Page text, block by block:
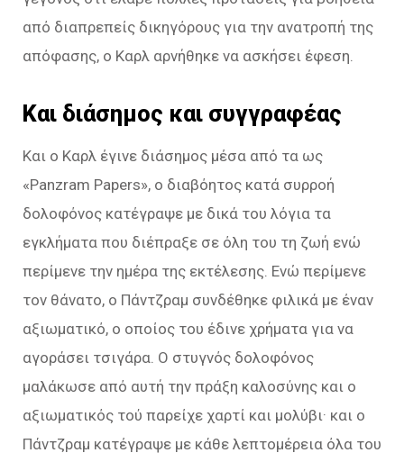
από διαπρεπείς δικηγόρους για την ανατροπή της
απόφασης, ο Καρλ αρνήθηκε να ασκήσει έφεση.
Και διάσημος και συγγραφέας
Και ο Καρλ έγινε διάσημος μέσα από τα ως
«Panzram Papers», ο διαβόητος κατά συρροή
δολοφόνος κατέγραψε με δικά του λόγια τα
εγκλήματα που διέπραξε σε όλη του τη ζωή ενώ
περίμενε την ημέρα της εκτέλεσης. Ενώ περίμενε
τον θάνατο, ο Πάντζραμ συνδέθηκε φιλικά με έναν
αξιωματικό, ο οποίος του έδινε χρήματα για να
αγοράσει τσιγάρα. Ο στυγνός δολοφόνος
μαλάκωσε από αυτή την πράξη καλοσύνης και ο
αξιωματικός τού παρείχε χαρτί και μολύβι· και ο
Πάντζραμ κατέγραψε με κάθε λεπτομέρεια όλα του